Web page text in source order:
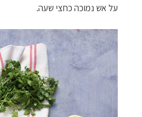
על אש נמוכה כחצי שעה.